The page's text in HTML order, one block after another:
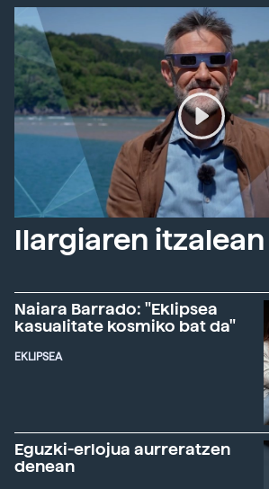
Ilargiaren itzalean
Naiara Barrado: "Eklipsea
kasualitate kosmiko bat da"
EKLIPSEA
Eguzki-erlojua aurreratzen
denean